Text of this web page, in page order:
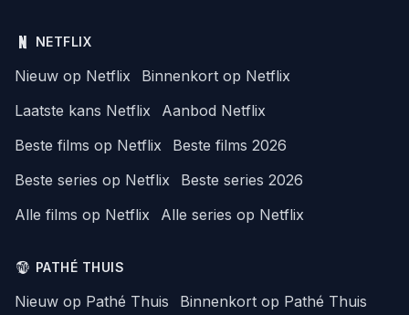
NETFLIX
Nieuw op Netflix
Binnenkort op Netflix
Laatste kans Netflix
Aanbod Netflix
Beste films op Netflix
Beste films 2026
Beste series op Netflix
Beste series 2026
Alle films op Netflix
Alle series op Netflix
PATHÉ THUIS
Nieuw op Pathé Thuis
Binnenkort op Pathé Thuis